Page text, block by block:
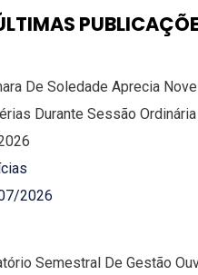
De Soledade Aprecia Nove
Durante Sessão Ordinária
2026
Semestral De Gestão